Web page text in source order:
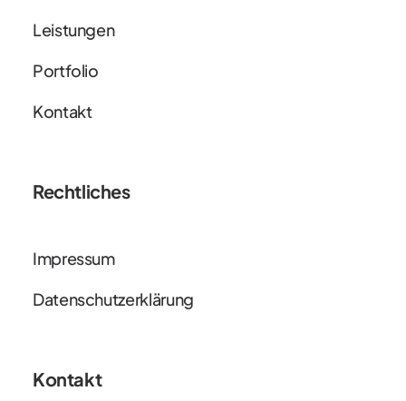
Leistungen
Portfolio
Kontakt
Rechtliches
Impressum
Datenschutzerklärung
Kontakt